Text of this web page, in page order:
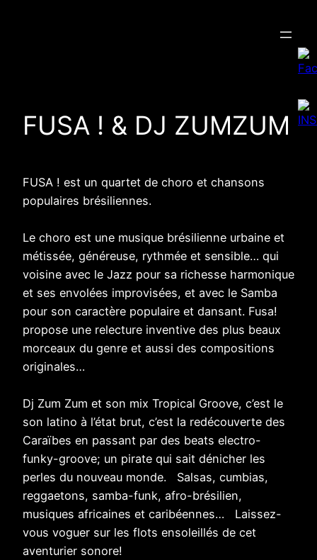
FUSA ! & DJ ZUMZUM
FUSA ! est un quartet de choro et chansons
populaires brésiliennes.
Le choro est une musique brésilienne urbaine et
métissée, généreuse, rythmée et sensible… qui
voisine avec le Jazz pour sa richesse harmonique
et ses envolées improvisées, et avec le Samba
pour son caractère populaire et dansant. Fusa!
propose une relecture inventive des plus beaux
morceaux du genre et aussi des compositions
originales…
Dj Zum Zum et son mix Tropical Groove, c’est le
son latino à l’état brut, c’est la redécouverte des
Caraïbes en passant par des beats electro-
funky-groove; un pirate qui sait dénicher les
perles du nouveau monde. Salsas, cumbias,
reggaetons, samba-funk, afro-brésilien,
musiques africaines et caribéennes… Laissez-
vous voguer sur les flots ensoleillés de cet
aventurier sonore!